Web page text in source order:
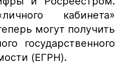
кабинета»
могут получить
государственного
(ЕГРН).